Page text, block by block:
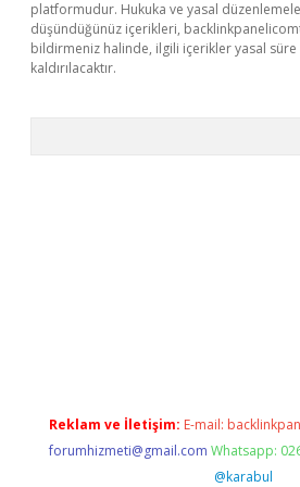
platformudur. Hukuka ve yasal
düşündüğünüz içerikleri,
bildirmeniz halinde, ilgili içerikler yasal
kaldırılacaktır.
Reklam ve İletişim: E-mail:
forumhizmeti@gmail.com Whatsapp:
@karabul